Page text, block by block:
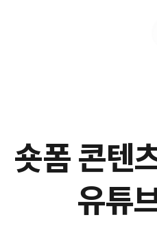
숏폼 콘텐
유튜